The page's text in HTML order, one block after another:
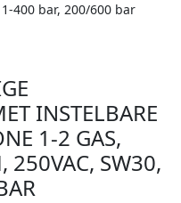
400 bar, 200/600 bar
INSTELBARE
1-2 GAS,
250VAC, SW30,